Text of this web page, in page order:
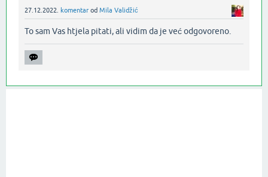
27.12.2022. komentar od Mila Validžić
To sam Vas htjela pitati, ali vidim da je već odgovoreno.‌